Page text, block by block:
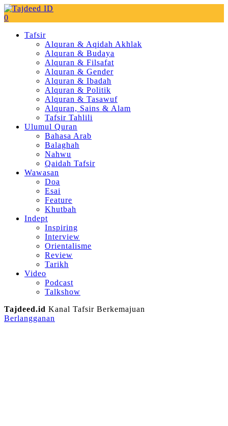
0
Tafsir
Alquran & Aqidah Akhlak
Alquran & Budaya
Alquran & Filsafat
Alquran & Gender
Alquran & Ibadah
Alquran & Politik
Alquran & Tasawuf
Alquran, Sains & Alam
Tafsir Tahlili
Ulumul Quran
Bahasa Arab
Balaghah
Nahwu
Qaidah Tafsir
Wawasan
Doa
Esai
Feature
Khutbah
Indept
Inspiring
Interview
Orientalisme
Review
Tarikh
Video
Podcast
Talkshow
Tajdeed.id Kanal Tafsir Berkemajuan
Berlangganan